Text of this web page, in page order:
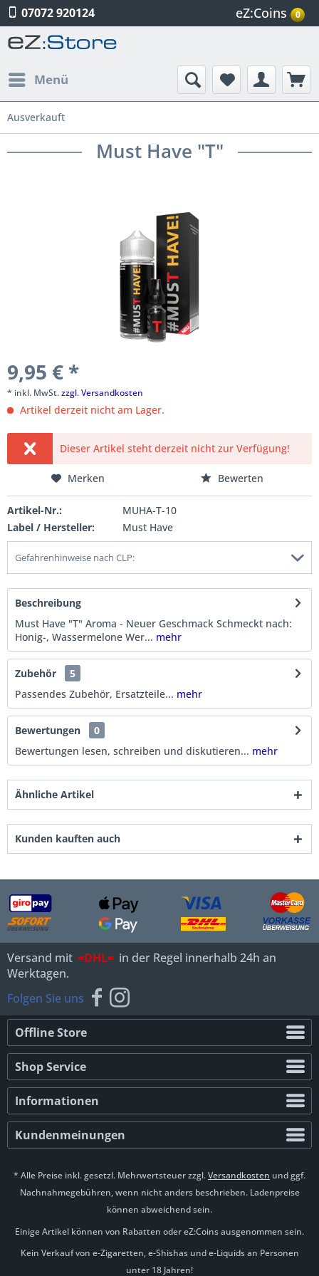
07072 920124 eZ:Coins 0
Menü
Ausverkauft
Must Have "T"
9,95 € *
* inkl. MwSt.zzgl. Versandkosten
Artikel derzeit nicht am Lager.
Dieser Artikel steht derzeit nicht zur Verfügung!
Merken Bewerten
Artikel-Nr.:
MUHA-T-10
Label / Hersteller:
Must Have
Gefahrenhinweise nach CLP:
Beschreibung
Must Have "T" Aroma - Neuer Geschmack Schmeckt nach:
Honig-, Wassermelone Wer... mehr
Zubehör
5
Passendes Zubehör, Ersatzteile... mehr
Bewertungen
0
Bewertungen lesen, schreiben und diskutieren... mehr
Ähnliche Artikel
Kunden kauften auch
Versand mit =DHL= in der Regel innerhalb 24h an
Werktagen.
Folgen Sie uns
Offline Store
Shop Service
Informationen
Kundenmeinungen
* Alle Preise inkl. gesetzl. Mehrwertsteuer zzgl.Versandkosten und ggf.
Nachnahmegebühren, wenn nicht anders beschrieben. Ladenpreise
können abweichend sein.
Einige Artikel können von Rabatten oder eZ:Coins ausgenommen sein.
Kein Verkauf von e-Zigaretten, e-Shishas und e-Liquids an Personen
unter 18 Jahren!